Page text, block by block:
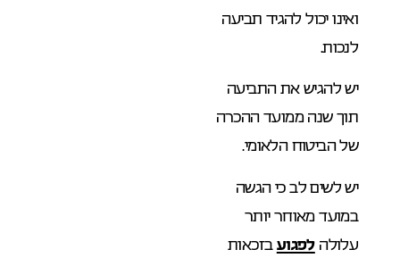
ואינו יכול להגיד תביעה
לנכות.
יש להגיש את התביעה
תוך שנה ממועד ההכרה
של הביטוח הלאומי.
יש לשים לב כי הגשה
במועד מאוחר יותר
עלולהלפגועבזכאות